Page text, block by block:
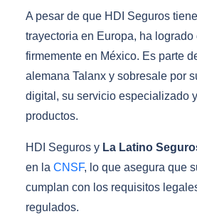
A pesar de que HDI Seguros
trayectoria en Europa, ha
firmemente en México. Es parte
alemana Talanx y sobresale por
digital, su servicio especializado
productos.
HDI Seguros y La Latino
en la CNSF, lo que asegura que
cumplan con los requisitos
regulados.